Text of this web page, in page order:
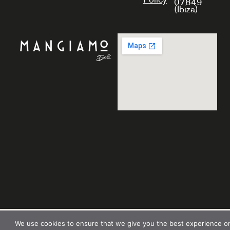
(Ibiza)
We use cookies to ensure that we give you the best experience